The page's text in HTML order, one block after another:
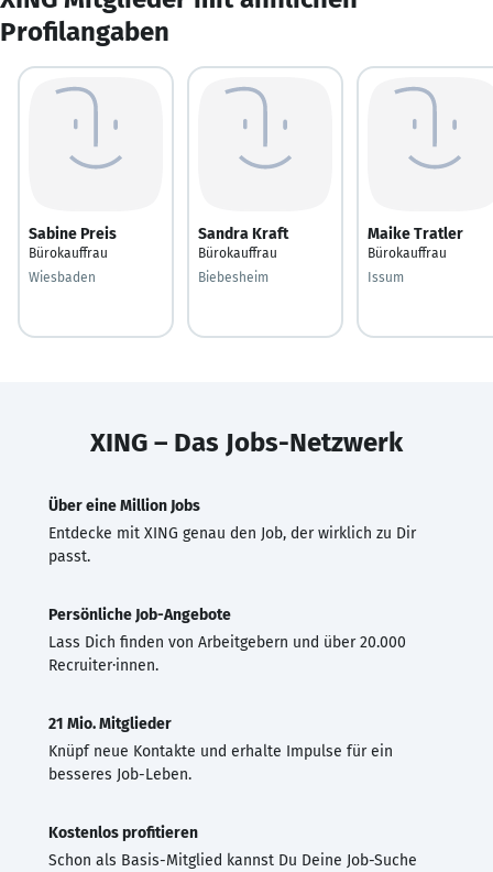
Profilangaben
Sabine Preis
Bürokauffrau
Wiesbaden
Sandra Kraft
Bürokauffrau
Biebesheim
Maike Tratler
Bürokauffrau
Issum
XING – Das Jobs-Netzwerk
Über eine Million Jobs
Entdecke mit XING genau den Job, der wirklich zu Dir
passt.
Persönliche Job-Angebote
Lass Dich finden von Arbeitgebern und über 20.000
Recruiter·innen.
21 Mio. Mitglieder
Knüpf neue Kontakte und erhalte Impulse für ein
besseres Job-Leben.
Kostenlos profitieren
Schon als Basis-Mitglied kannst Du Deine Job-Suche